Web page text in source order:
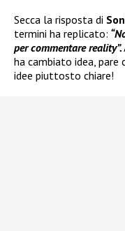
Secca la risposta di
termini ha replicato:
per commentare reality”.
ha cambiato idea,
idee piuttosto chiare!